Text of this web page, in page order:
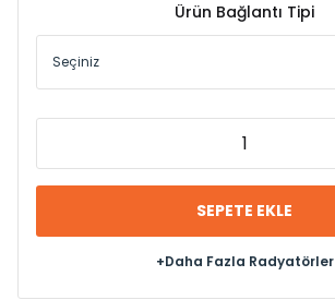
Ürün Bağlantı Tipi
SEPETE EKLE
+Daha Fazla Radyatörler